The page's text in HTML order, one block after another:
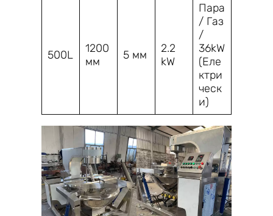
500L
1200
мм
5 мм
2.2
kW
Пара
/ Газ
/
36kW
(Еле
ктри
ческ
и)